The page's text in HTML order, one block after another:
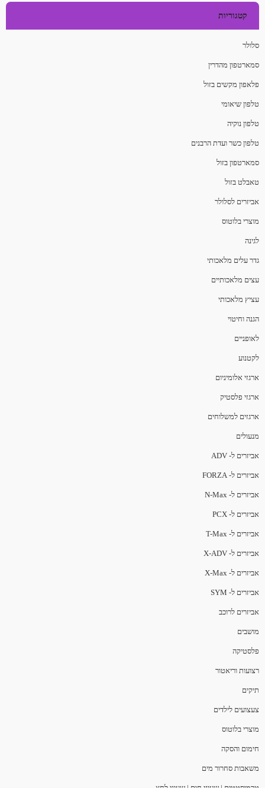
קטגוריות
סלולר
סמארטפון מהדרין
פלאפון מקשים בזול
טלפון שיאומי
טלפון נוקיה
טלפון כשר ועדת הרבנים
סמארטפון בזול
טאבלט בזול
אביזרים לסלולר
מוצרי בלוטוס
לגינה
גדר עלים מלאכותי
עצים מלאכותיים
עציץ מלאכותי
הגנה וחיטוי
לאופניים
לקטנוע
ארגזי אלומיניום
ארגזי פלסטיק
ארגזים למשלוחים
מנעולים
אביזרים ל- ADV
אביזרים ל- FORZA
אביזרים ל- N-Max
אביזרים ל- PCX
אביזרים ל- T-Max
אביזרים ל- X-ADV
אביזרים ל- X-Max
אביזרים ל- SYM
אביזרים לרוכב
מושבים
פלסטיקה
רצועות וריאטור
תיקים
צעצועים לילדים
מוצרי בלוטוס
חימום והסקה
משאבות סחרור מים